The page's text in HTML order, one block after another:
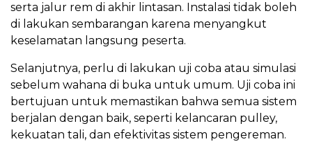
serta jalur rem di akhir lintasan. Instalasi tidak boleh
di lakukan sembarangan karena menyangkut
keselamatan langsung peserta.
Selanjutnya, perlu di lakukan uji coba atau simulasi
sebelum wahana di buka untuk umum. Uji coba ini
bertujuan untuk memastikan bahwa semua sistem
berjalan dengan baik, seperti kelancaran pulley,
kekuatan tali, dan efektivitas sistem pengereman.